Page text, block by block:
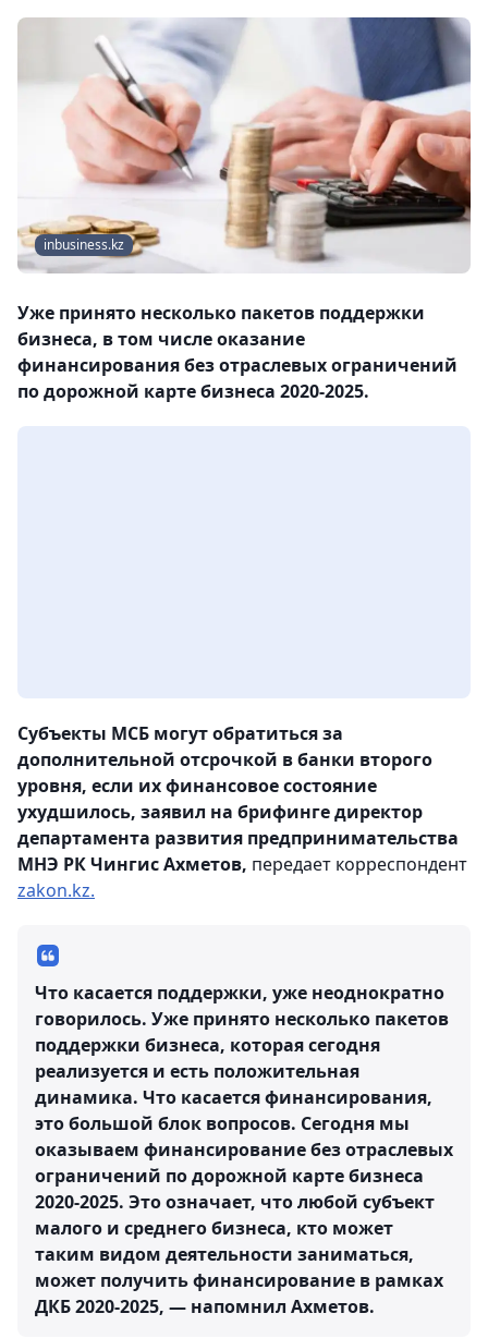
inbusiness.kz
Уже принято несколько пакетов поддержки
бизнеса, в том числе оказание
финансирования без отраслевых ограничений
по дорожной карте бизнеса 2020-2025.
Субъекты МСБ могут обратиться за
дополнительной отсрочкой в банки второго
уровня, если их финансовое состояние
ухудшилось, заявил на брифинге директор
департамента развития предпринимательства
МНЭ РК Чингис Ахметов, передает корреспондент
zakon.kz.
Что касается поддержки, уже неоднократно
говорилось. Уже принято несколько пакетов
поддержки бизнеса, которая сегодня
реализуется и есть положительная
динамика. Что касается финансирования,
это большой блок вопросов. Сегодня мы
оказываем финансирование без отраслевых
ограничений по дорожной карте бизнеса
2020-2025. Это означает, что любой субъект
малого и среднего бизнеса, кто может
таким видом деятельности заниматься,
может получить финансирование в рамках
ДКБ 2020-2025, — напомнил Ахметов.